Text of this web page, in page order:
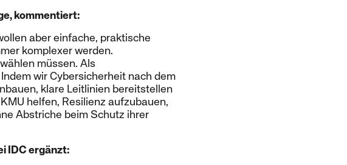
kommentiert:
aber einfache, praktische
komplexer werden.
müssen. Als
wir Cybersicherheit nach dem
klare Leitlinien bereitstellen
helfen, Resilienz aufzubauen,
Abstriche beim Schutz ihrer
IDC ergänzt: